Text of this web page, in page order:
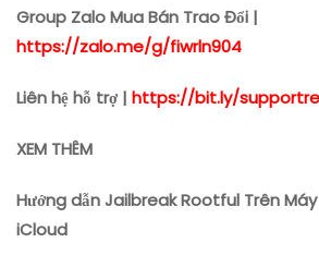
Group Zalo Mua Bán Trao Đổi |
https://zalo.me/g/fiwrln904
Liên hệ hỗ trợ | https://bit.ly/
XEM THÊM
Hướng dẫn Jailbreak Rootful Trên
iCloud